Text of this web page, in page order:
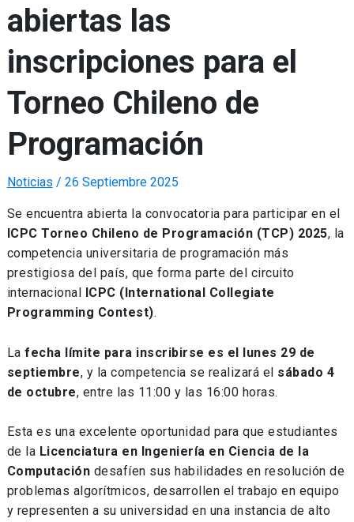
abiertas las
inscripciones para el
Torneo Chileno de
Programación
Noticias / 26 Septiembre 2025
Se encuentra abierta la convocatoria para participar en el
ICPC Torneo Chileno de Programación (TCP) 2025, la
competencia universitaria de programación más
prestigiosa del país, que forma parte del circuito
internacional ICPC (International Collegiate
Programming Contest).
Lafecha límite para inscribirse es el lunes 29 de
septiembre, y la competencia se realizará el sábado 4
de octubre, entre las 11:00 y las 16:00 horas.
Esta es una excelente oportunidad para que estudiantes
de la Licenciatura en Ingeniería en Ciencia de la
Computación desafíen sus habilidades en resolución de
problemas algorítmicos, desarrollen el trabajo en equipo
y representen a su universidad en una instancia de alto